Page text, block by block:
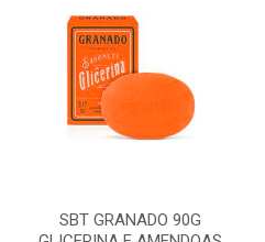
SBT GRANADO 90G